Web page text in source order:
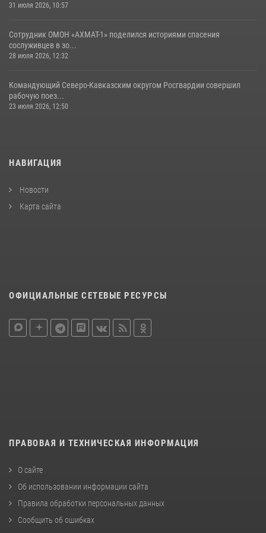
31 июля 2026, 10:57
Сотрудник ОМОН «АХМАТ-1» поделился историями спасения
сослуживцев в зо...
28 июля 2026, 12:32
Командующий Северо-Кавказским округом Росгвардии совершил
рабочую поез...
23 июля 2026, 12:50
НАВИГАЦИЯ
Новости
Карта сайта
ОФИЦИАЛЬНЫЕ СЕТЕВЫЕ РЕСУРСЫ
ПРАВОВАЯ И ТЕХНИЧЕСКАЯ ИНФОРМАЦИЯ
О сайте
Об использовании информации сайта
Правила обработки персональных данных
Сообщить об ошибках